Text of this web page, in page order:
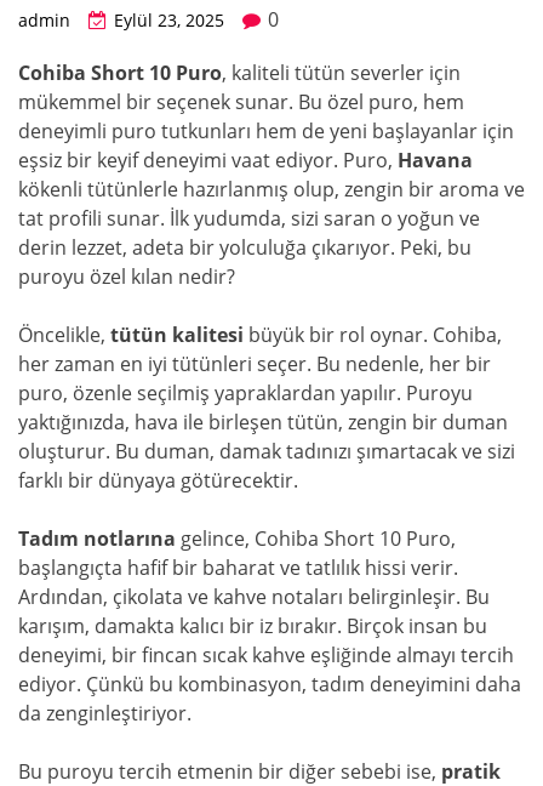
admin Eylül 23, 2025
0
Cohiba Short 10 Puro, kaliteli tütün severler için
mükemmel bir seçenek sunar. Bu özel puro, hem
deneyimli puro tutkunları hem de yeni başlayanlar için
eşsiz bir keyif deneyimi vaat ediyor. Puro, Havana
kökenli tütünlerle hazırlanmış olup, zengin bir aroma ve
tat profili sunar. İlk yudumda, sizi saran o yoğun ve
derin lezzet, adeta bir yolculuğa çıkarıyor. Peki, bu
puroyu özel kılan nedir?
Öncelikle, tütün kalitesi büyük bir rol oynar. Cohiba,
her zaman en iyi tütünleri seçer. Bu nedenle, her bir
puro, özenle seçilmiş yapraklardan yapılır. Puroyu
yaktığınızda, hava ile birleşen tütün, zengin bir duman
oluşturur. Bu duman, damak tadınızı şımartacak ve sizi
farklı bir dünyaya götürecektir.
Tadım notlarına gelince, Cohiba Short 10 Puro,
başlangıçta hafif bir baharat ve tatlılık hissi verir.
Ardından, çikolata ve kahve notaları belirginleşir. Bu
karışım, damakta kalıcı bir iz bırakır. Birçok insan bu
deneyimi, bir fincan sıcak kahve eşliğinde almayı tercih
ediyor. Çünkü bu kombinasyon, tadım deneyimini daha
da zenginleştiriyor.
Bu puroyu tercih etmenin bir diğer sebebi ise, pratik